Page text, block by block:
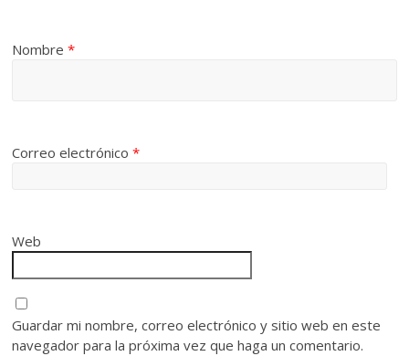
Nombre*
Correo electrónico*
Web
Guardar mi nombre, correo electrónico y sitio web en este
navegador para la próxima vez que haga un comentario.